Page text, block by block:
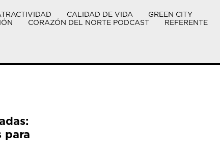
CALIDAD DE VIDA
GREEN CITY
CORAZÓN DEL NORTE PODCAST REFERENTE
para